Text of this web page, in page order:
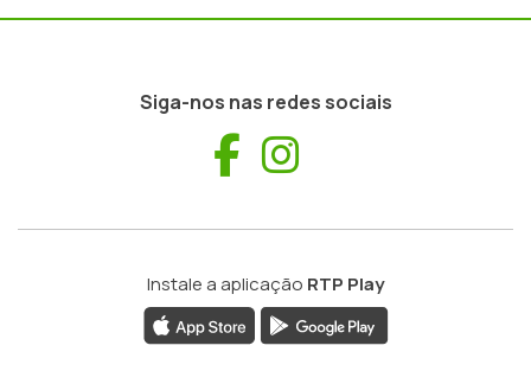
Siga-nos nas redes sociais
Facebook
Instale a aplicação RTP Play